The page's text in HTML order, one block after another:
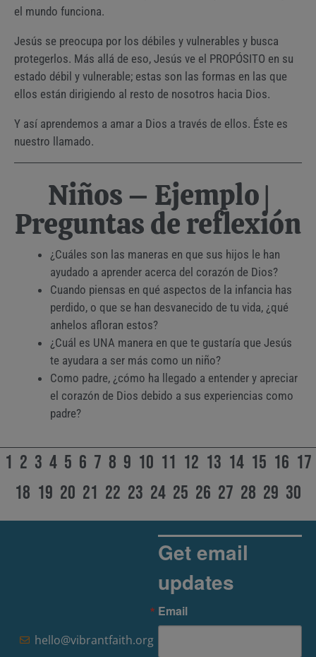
el mundo funciona.
Jesús se preocupa por los débiles y vulnerables y busca
protegerlos. Más allá de eso, Jesús ve el PROPÓSITO en su
estado débil y vulnerable; estas son las formas en las que
ellos están dirigiendo al resto de nosotros hacia Dios.
Y así aprendemos a amar a Dios a través de ellos. Éste es
nuestro llamado.
Niños – Ejemplo |
Preguntas de reflexión
¿Cuáles son las maneras en que sus hijos le han
ayudado a aprender acerca del corazón de Dios?
Cuando piensas en qué aspectos de la infancia has
perdido, o que se han desvanecido de tu vida, ¿qué
anhelos afloran estos?
¿Cuál es UNA manera en que te gustaría que Jesús
te ayudara a ser más como un niño?
Como padre, ¿cómo ha llegado a entender y apreciar
el corazón de Dios debido a sus experiencias como
padre?
1 2 3 4 5 6 7 8 9 10 11 12 13 14 15 16 17
18 19 20 21 22 23 24 25 26 27 28 29 30
hello@vibrantfaith.org
Get email
updates
Email